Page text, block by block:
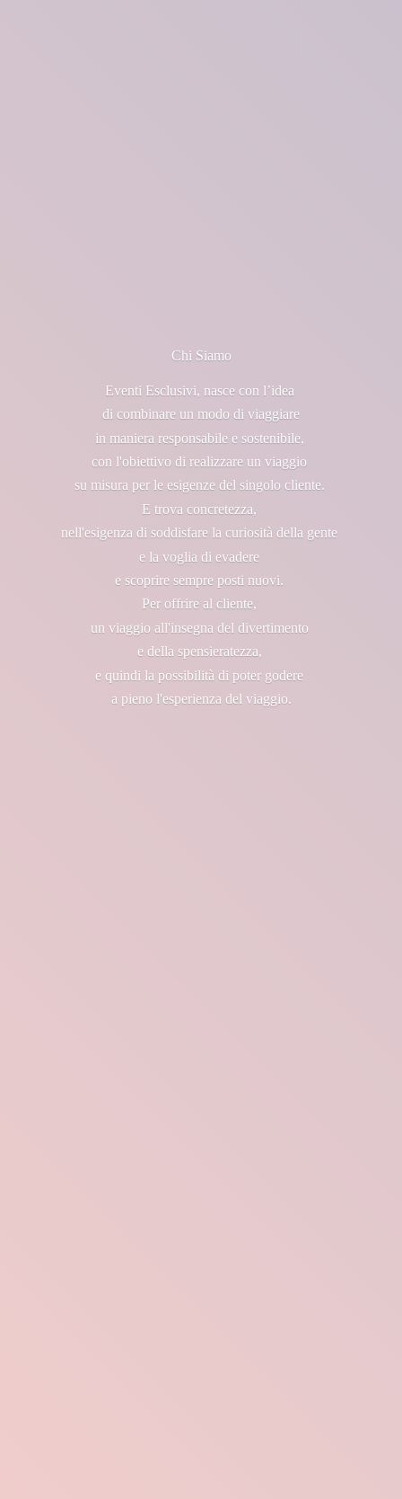
Chi Siamo
Eventi Esclusivi, nasce con l’idea
di combinare un modo di viaggiare
in maniera responsabile e sostenibile,
con l'obiettivo di realizzare un viaggio
su misura per le esigenze del singolo cliente.
E trova concretezza,
nell'esigenza di soddisfare la curiosità della gente
e la voglia di evadere
e scoprire sempre posti nuovi.
Per offrire al cliente,
un viaggio all'insegna del divertimento
e della spensieratezza,
e quindi la possibilità di poter godere
a pieno l'esperienza del viaggio.